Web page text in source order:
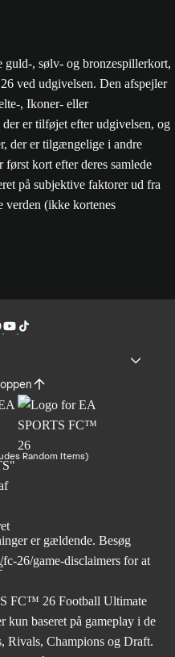
guld-, sølv- og bronzespillerkort,
ved udgivelsen. Den afspejler
, Ikoner- eller
er tilføjet efter udgivelsen, og
der er tilgængelige i andre
kort efter deres samlede
på subjektive faktorer ud fra
verden (ikke kortenes
Random Items)
er gældende. Besøg
26/game-disclaimers for at
FC™ 26 Football Ultimate
baseret på gameplay i de
Rivals, Champions og Draft.